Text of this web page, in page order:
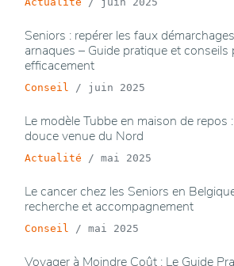
Seniors : repérer les faux
arnaques – Guide pratique et conseils
efficacement
Conseil / juin 2025
Le modèle Tubbe en maison de repos
douce venue du Nord
Actualité / mai 2025
Le cancer chez les Seniors en
recherche et accompagnement
Conseil / mai 2025
Voyager à Moindre Coût : Le Guide